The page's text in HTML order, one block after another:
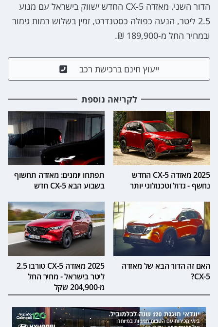
הדור השני. מאזדה CX-5 החדש ישווק בישראל עם מנוע
2.5 ליטר, הנעה כפולה כסטנדרט, זמין בשלוש רמות גימור
ובמחיר החל מ-189,900 ₪.
ייעוץ חינם ברכישת רכב
לקריאה נוספת
2025 מאזדה CX-5 החדש
נחשף - גדול וטכנולוגי יותר
תפתחו יומנים: מאזדה תחשוף
בשבוע הבא CX-5 חדש
האם זה הדור הבא של מאזדה
CX-5?
2025 מאזדה CX-5 טורבו 2.5
ליטר בישראל - מחיר החל
מ-204,900 שקל